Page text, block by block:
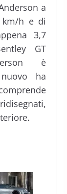
a
km/h e di
3,7
GT
è
ha